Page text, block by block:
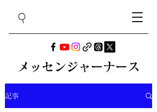
メッセンジャーナース
記事